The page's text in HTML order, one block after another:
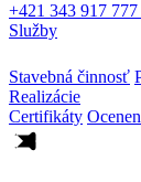
+421 343 917 777
Služby
Stavebná činnosť
Realizácie
Certifikáty